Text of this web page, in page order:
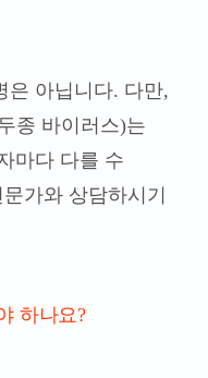
은 아닙니다. 다만,
종 바이러스)는
마다 다를 수
가와 상담하시기
하나요?